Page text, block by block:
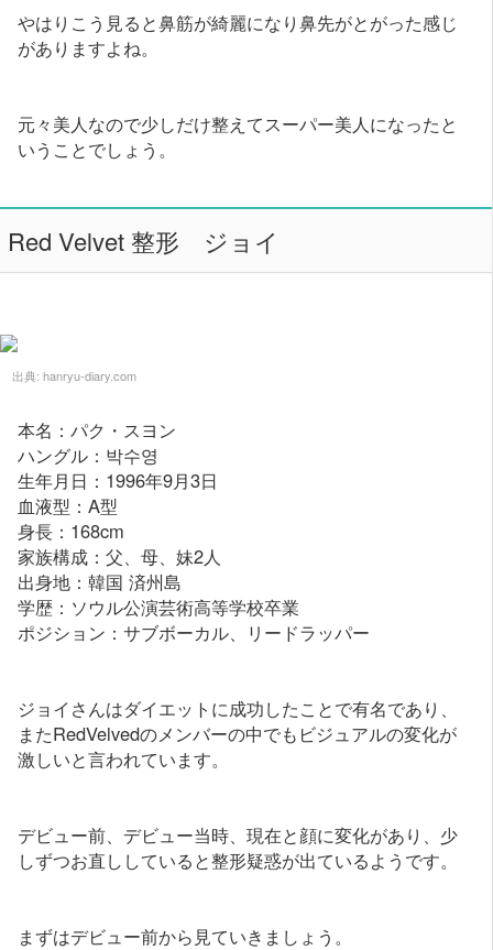
やはりこう見ると鼻筋が綺麗になり鼻先がとがった感じ
がありますよね。
元々美人なので少しだけ整えてスーパー美人になったと
いうことでしょう。
Red Velvet 整形 ジョイ
出典: hanryu-diary.com
本名：パク・スヨン
ハングル：박수영
生年月日：1996年9月3日
血液型：A型
身長：168cm
家族構成：父、母、妹2人
出身地：韓国 済州島
学歴：ソウル公演芸術高等学校卒業
ポジション：サブボーカル、リードラッパー
ジョイさんはダイエットに成功したことで有名であり、
またRedVelvedのメンバーの中でもビジュアルの変化が
激しいと言われています。
デビュー前、デビュー当時、現在と顔に変化があり、少
しずつお直ししていると整形疑惑が出ているようです。
まずはデビュー前から見ていきましょう。